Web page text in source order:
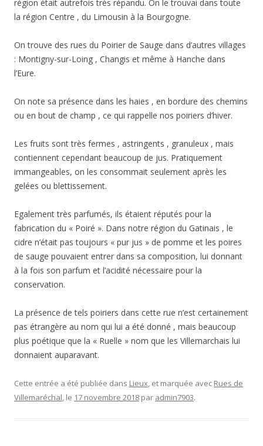
région était autrefois très répandu. On le trouvai dans toute
la région Centre , du Limousin à la Bourgogne.
On trouve des rues du Poirier de Sauge dans d’autres villages
: Montigny-sur-Loing , Changis et même à Hanche dans
l’Eure.
On note sa présence dans les haies , en bordure des chemins
ou en bout de champ , ce qui rappelle nos poiriers d’hiver.
Les fruits sont très fermes , astringents , granuleux , mais
contiennent cependant beaucoup de jus. Pratiquement
immangeables, on les consommait seulement après les
gelées ou blettissement.
Egalement très parfumés, ils étaient réputés pour la
fabrication du « Poiré ». Dans notre région du Gatinais , le
cidre n’était pas toujours « pur jus » de pomme et les poires
de sauge pouvaient entrer dans sa composition, lui donnant
à la fois son parfum et l’acidité nécessaire pour la
conservation.
La présence de tels poiriers dans cette rue n’est certainement
pas étrangère au nom qui lui a été donné , mais beaucoup
plus poétique que la « Ruelle » nom que les Villemarchais lui
donnaient auparavant.
Cette entrée a été publiée dans Lieux, et marquée avec Rues de
Villemaréchal, le 17 novembre 2018 par admin7903.